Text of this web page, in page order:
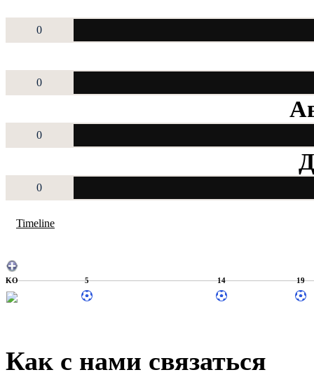
0
0
0
0
Timeline
KO 5 14 19
Как с нами связаться